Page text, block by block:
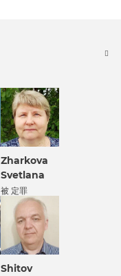
Zharkova
Svetlana
被 定罪
Shitov